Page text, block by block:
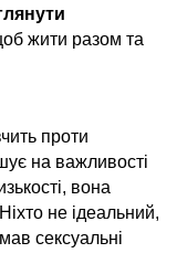
жити разом та
проти
на важливості
вона
не ідеальний,
сексуальні